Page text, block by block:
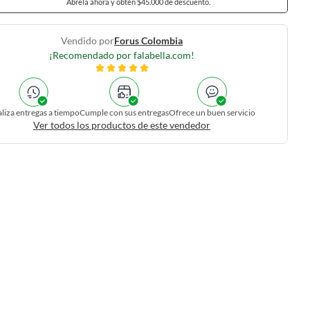
Vendido porForus Colombia
¡Recomendado por falabella.com!
entregas a tiempoCumple con sus entregasOfrece un buen servicio
Ver todos los productos de este vendedor